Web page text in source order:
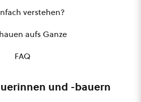
verstehen?
aufs Ganze
FAQ
und -bauern